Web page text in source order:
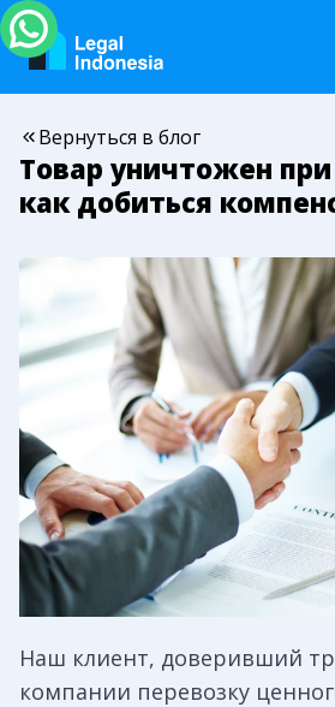
Вернуться в блог
Товар уничтожен
как добиться
Наш клиент, доверивший
компании перевозку